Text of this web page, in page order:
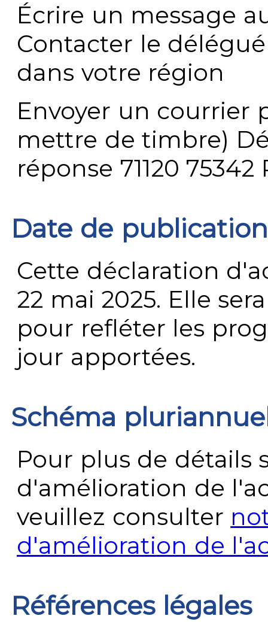
Écrire un message
Contacter le
dans votre région
Envoyer un courrier
mettre de timbre)
réponse 71120 75342
Date de publication
Cette déclaration
22 mai 2025. Elle
pour refléter les
jour apportées.
Schéma
Pour plus de détails
d'amélioration de
veuillez consulter
d'amélioration de
Références légales